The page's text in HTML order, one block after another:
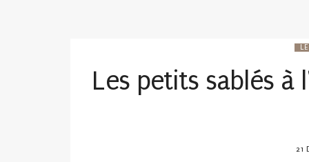
Les petits sablés à
21